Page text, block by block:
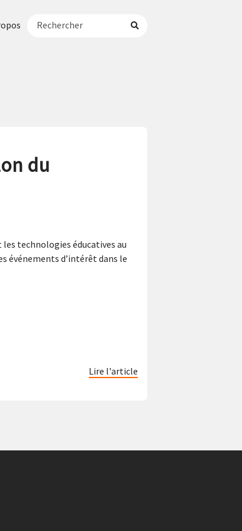
du
les technologies éducatives au
événements d’intérêt dans le
Lire l'article